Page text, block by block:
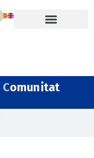
Comunitat